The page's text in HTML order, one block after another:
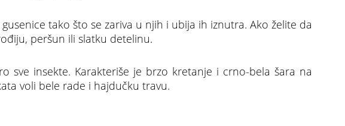
tako što se zariva u njih i ubija ih iznutra. Ako želite da
peršun ili slatku detelinu.
sve insekte. Karakteriše je brzo kretanje i crno-bela šara na
voli bele rade i hajdučku travu.